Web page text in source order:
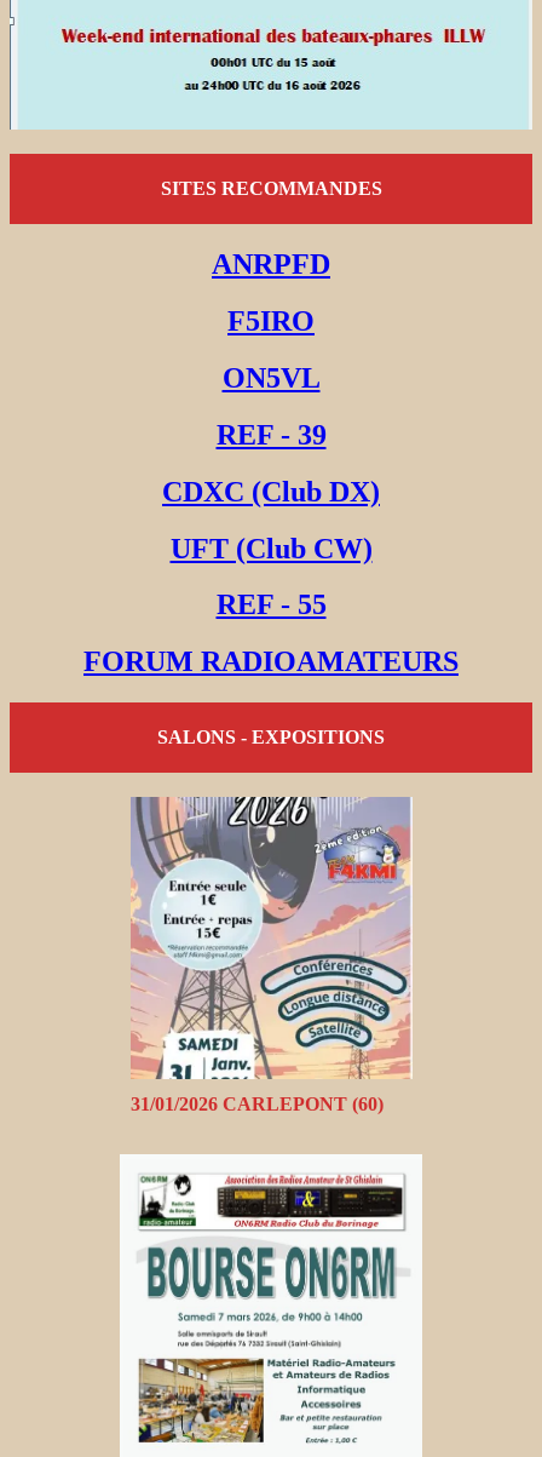
SITES RECOMMANDES
ANRPFD
F5IRO
ON5VL
REF - 39
CDXC (Club DX)
UFT (Club CW)
REF - 55
FORUM RADIOAMATEURS
SALONS - EXPOSITIONS
31/01/2026 CARLEPONT (60)